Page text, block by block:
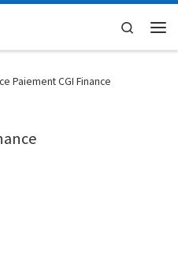
Search
Paiement CGI Finance